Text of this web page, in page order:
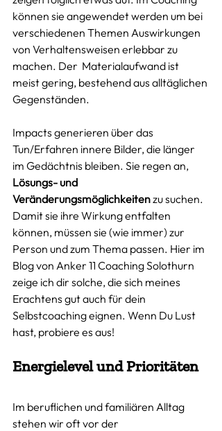
können sie angewendet werden um bei
verschiedenen Themen Auswirkungen
von Verhaltensweisen erlebbar zu
machen. Der  Materialaufwand ist
meist gering, bestehend aus alltäglichen
Gegenständen.
Impacts generieren über das
Tun/Erfahren innere Bilder, die länger
im Gedächtnis bleiben. Sie regen an,
Lösungs- und
Veränderungsmöglichkeiten zu suchen.
Damit sie ihre Wirkung entfalten
können, müssen sie (wie immer) zur
Person und zum Thema passen. Hier im
Blog von Anker 11 Coaching Solothurn
zeige ich dir solche, die sich meines
Erachtens gut auch für dein
Selbstcoaching eignen. Wenn Du Lust
hast, probiere es aus!
Energielevel und Prioritäten
Im beruflichen und familiären Alltag
stehen wir oft vor der